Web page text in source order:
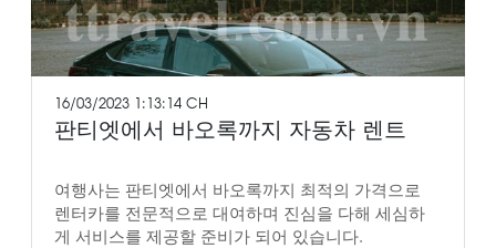
16/03/2023 1:13:14 CH
판티엣에서 바오록까지 자동차 렌트
여행사는 판티엣에서 바오록까지 최적의 가격으로
렌터카를 전문적으로 대여하며 진심을 다해 세심하
게 서비스를 제공할 준비가 되어 있습니다.